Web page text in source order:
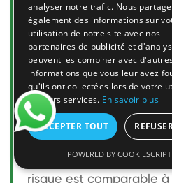
l'homme ?
Le frelon européen est
taille mais relativement
son nid. Sa piqûre est
celle d'une guêpe sans
une personne non
bénigne. Pour une
risque est comparable
analyser notre trafic. Nous
également des informations sur
utilisation de notre site avec nos
partenaires de publicité et
peuvent les combiner avec
informations que vous leur avez
qu'ils ont collectées lors de votre
de leurs services. En savoir plus
ACCEPTER TOUT
POWERED BY COOKIESCRIPT